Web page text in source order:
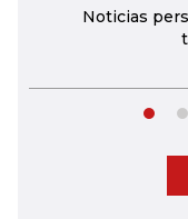
Noticias